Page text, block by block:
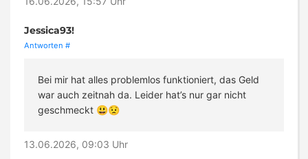
Jessica93!
Antworten #
Bei mir hat alles problemlos funktioniert, das Geld
war auch zeitnah da. Leider hat’s nur gar nicht
geschmeckt 😃😟
13.06.2026, 09:03 Uhr